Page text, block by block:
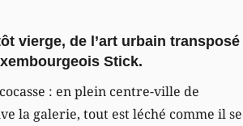
vierge, de l’art urbain transposé
Stick.
: en plein centre-ville de
la galerie, tout est léché comme il se